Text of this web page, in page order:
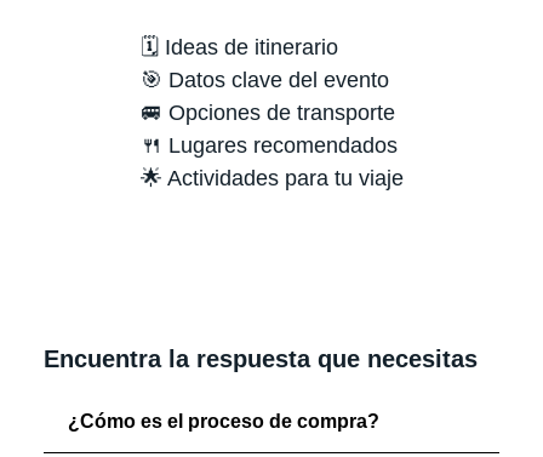
🗓️ Ideas de itinerario
🎯 Datos clave del evento
🚐 Opciones de transporte
🍴 Lugares recomendados
🌟 Actividades para tu viaje
Encuentra la respuesta que necesitas
¿Cómo es el proceso de compra?